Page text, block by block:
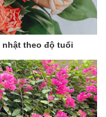
theo độ tuổi